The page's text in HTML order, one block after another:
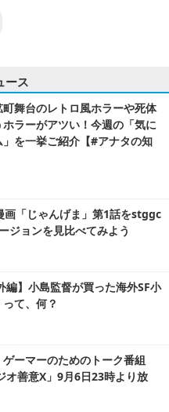
ース
町舞台のレトロ風ホラーや死体
ラーがアツい！今週の「気に
を一挙ご紹介【#アナタの知
画「じゃんげま」第1話をstggc
ジョンを見比べてみよう
編】小島監督が買った海外SF小
て、何？
ゲーマーのためのトーク番組
オ善意X」9月6日23時より放